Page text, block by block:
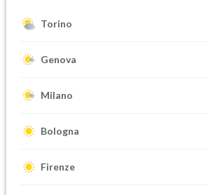
Torino
Genova
Milano
Bologna
Firenze